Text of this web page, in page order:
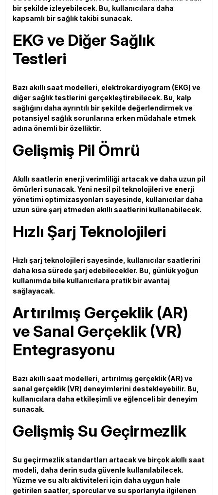
bir şekilde izleyebilecek. Bu, kullanıcılara daha
kapsamlı bir sağlık takibi sunacak.
EKG ve Diğer Sağlık
Testleri
Bazı akıllı saat modelleri, elektrokardiyogram (EKG) ve
diğer sağlık testlerini gerçekleştirebilecek. Bu, kalp
sağlığını daha ayrıntılı bir şekilde değerlendirmek ve
potansiyel sağlık sorunlarına erken müdahale etmek
adına önemli bir özelliktir.
Gelişmiş Pil Ömrü
Akıllı saatlerin enerji verimliliği artacak ve daha uzun pil
ömürleri sunacak. Yeni nesil pil teknolojileri ve enerji
yönetimi optimizasyonları sayesinde, kullanıcılar daha
uzun süre şarj etmeden akıllı saatlerini kullanabilecek.
Hızlı Şarj Teknolojileri
Hızlı şarj teknolojileri sayesinde, kullanıcılar saatlerini
daha kısa sürede şarj edebilecekler. Bu, günlük yoğun
kullanımda bile kullanıcılara pratik bir avantaj
sağlayacak.
Artırılmış Gerçeklik (AR)
ve Sanal Gerçeklik (VR)
Entegrasyonu
Bazı akıllı saat modelleri, artırılmış gerçeklik (AR) ve
sanal gerçeklik (VR) deneyimlerini destekleyebilir. Bu,
kullanıcılara daha etkileşimli ve eğlenceli bir deneyim
sunacak.
Gelişmiş Su Geçirmezlik
Su geçirmezlik standartları artacak ve birçok akıllı saat
modeli, daha derin suda güvenle kullanılabilecek.
Yüzme ve su altı aktiviteleri için daha uygun hale
getirilen saatler, sporcular ve su sporlarıyla ilgilenen